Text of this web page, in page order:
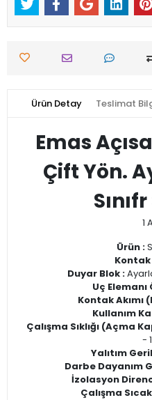
Ürün Detay Teslimat
Emas
Çift Yön.
1
Ürün :
Kontak
Duyar Blok :
Uç Elemanı
Kontak Akımı
Kullanım
Çalışma Sıklığı (Açma
-
Yalıtım
Darbe Dayanım
İzolasyon
Çalışma